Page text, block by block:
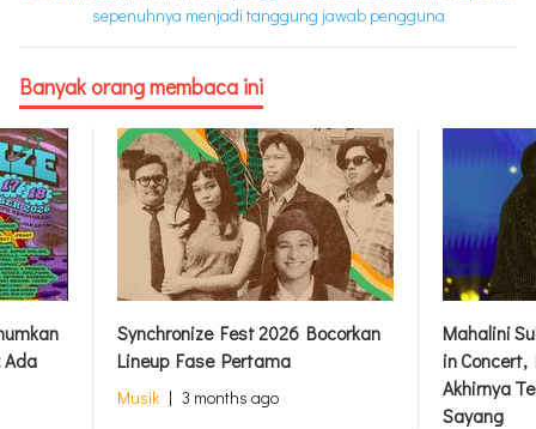
sepenuhnya menjadi tanggung jawab pengguna
Banyak orang membaca ini
Ada
Synchronize Fest 2026 Bocorkan
Lineup Fase Pertama
Musik | 3 months ago
Mahalini
in
Akhirnya
Sayang